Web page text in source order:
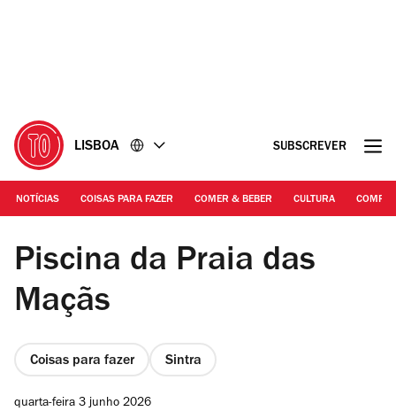
LISBOA SUBSCREVER
NOTÍCIAS COISAS PARA FAZER COMER & BEBER CULTURA
© Piscina das Maçãs
Piscina da Praia das
Maçãs
Coisas para fazer Sintra
quarta-feira 3 junho 2026